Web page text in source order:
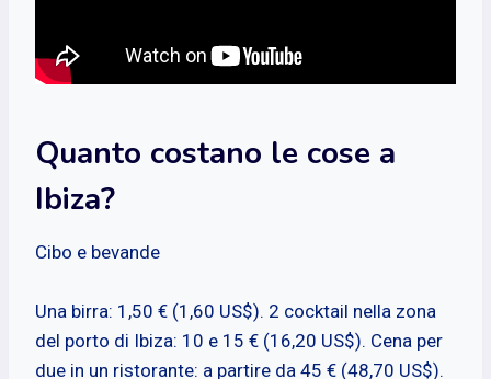
Quanto costano le cose a
Ibiza?
Cibo e bevande
Una birra: 1,50 € (1,60 US$). 2 cocktail nella zona
del porto di Ibiza: 10 e 15 € (16,20 US$). Cena per
due in un ristorante: a partire da 45 € (48,70 US$).